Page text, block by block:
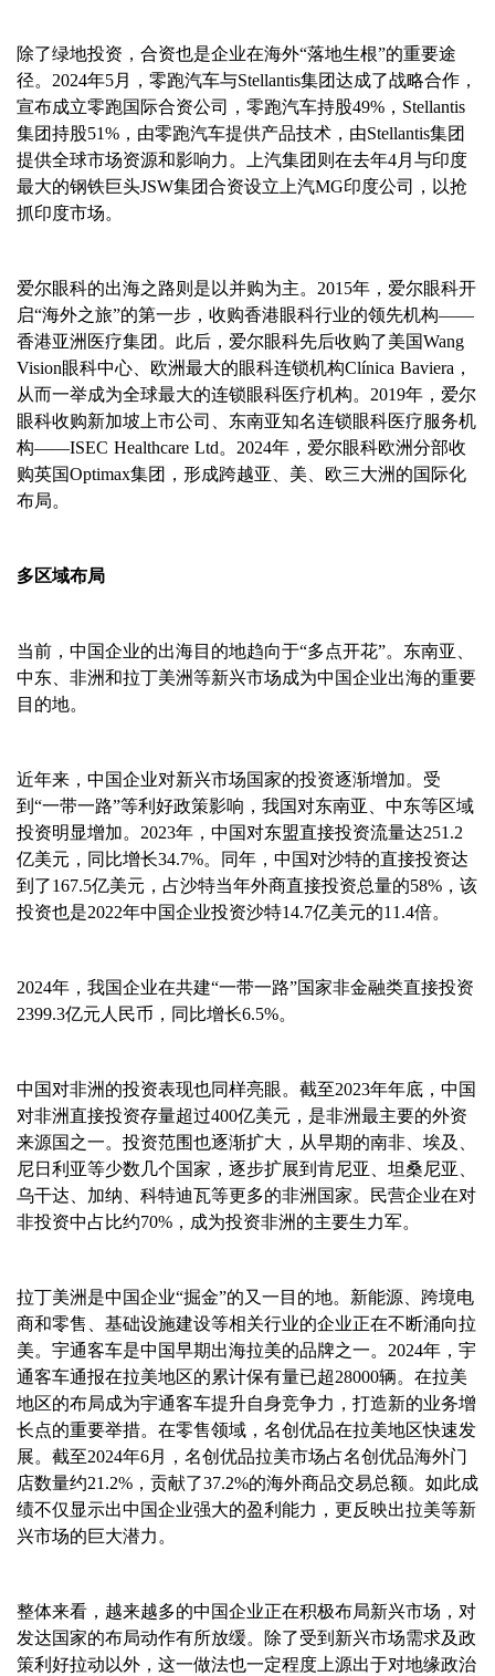
除了绿地投资，合资也是企业在海外“落地生根”的重要途
径。 2024年5月，零跑汽车与Stellantis集团达成了战略合作，
宣布成立零跑国际合资公司，零跑汽车持股49% ， Stellantis
集团持股51% ，由零跑汽车提供产品技术，由Stellantis集团
提供全球市场资源和影响力。上汽集团则在去年4月与印度
最大的钢铁巨头JSW集团合资设立上汽MG印度公司，以抢
抓印度市场。
爱尔眼科的出海之路则是以并购为主。 2015年，爱尔眼科开
启“海外之旅”的第一步，收购香港眼科行业的领先机构——
香港亚洲医疗集团。此后，爱尔眼科先后收购了美国Wang
Vision眼科中心、欧洲最大的眼科连锁机构Clínica Baviera ，
从而一举成为全球最大的连锁眼科医疗机构。 2019年，爱尔
眼科收购新加坡上市公司、东南亚知名连锁眼科医疗服务机
构——ISEC Healthcare Ltd。 2024年，爱尔眼科欧洲分部收
购英国Optimax集团，形成跨越亚、美、欧三大洲的国际化
布局。
多区域布局
当前，中国企业的出海目的地趋向于“多点开花”。东南亚、
中东、非洲和拉丁美洲等新兴市场成为中国企业出海的重要
目的地。
近年来，中国企业对新兴市场国家的投资逐渐增加。受
到 “一带一路”等利好政策影响，我国对东南亚、中东等区域
投资明显增加。 2023年，中国对东盟直接投资流量达251.2
亿美元，同比增长34.7%。同年，中国对沙特的直接投资达
到了167.5亿美元，占沙特当年外商直接投资总量的58% ，该
投资也是2022年中国企业投资沙特14.7亿美元的11.4倍。
2024年，我国企业在共建“一带一路”国家非金融类直接投资
2399.3亿元人民币，同比增长6.5%。
中国对非洲的投资表现也同样亮眼。截至2023年年底，中国
对非洲直接投资存量超过400亿美元，是非洲最主要的外资
来源国之一。投资范围也逐渐扩大，从早期的南非、埃及、
尼日利亚等少数几个国家，逐步扩展到肯尼亚、坦桑尼亚、
乌干达、加纳、科特迪瓦等更多的非洲国家。民营企业在对
非投资中占比约70% ，成为投资非洲的主要生力军。
拉丁美洲是中国企业“掘金”的又一目的地。新能源、跨境电
商和零售、基础设施建设等相关行业的企业正在不断涌向拉
美。宇通客车是中国早期出海拉美的品牌之一。 2024年，宇
通客车通报在拉美地区的累计保有量已超28000辆。在拉美
地区的布局成为宇通客车提升自身竞争力，打造新的业务增
长点的重要举措。在零售领域，名创优品在拉美地区快速发
展。截至2024年6月，名创优品拉美市场占名创优品海外门
店数量约21.2% ，贡献了37.2%的海外商品交易总额。如此成
绩不仅显示出中国企业强大的盈利能力，更反映出拉美等新
兴市场的巨大潜力。
整体来看，越来越多的中国企业正在积极布局新兴市场，对
发达国家的布局动作有所放缓。除了受到新兴市场需求及政
策利好拉动以外，这一做法也一定程度上源出于对地缘政治